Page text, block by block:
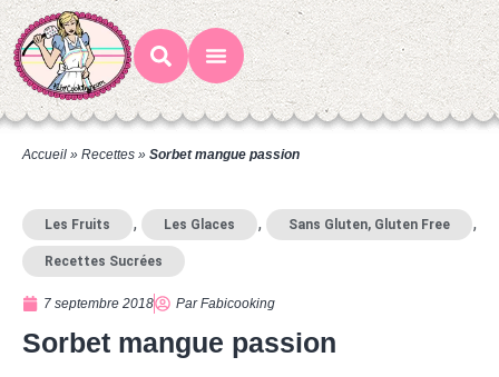
Accueil » Recettes » Sorbet mangue passion
Les Fruits , Les Glaces , Sans Gluten, Gluten Free ,
Recettes Sucrées
7 septembre 2018 ParFabicooking
Sorbet mangue passion